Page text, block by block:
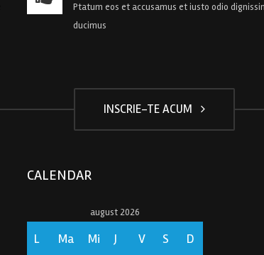
Ptatum eos et accusamus et iusto odio
ducimus
INSCRIE-TE ACUM
CALENDAR
august 2026
L Ma Mi J V S D